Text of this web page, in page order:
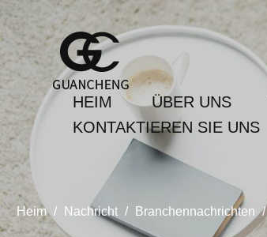
HEIM ÜBER UNS
KONTAKTIEREN SIE UNS
Heim / Nachricht / Branchennachrichten /